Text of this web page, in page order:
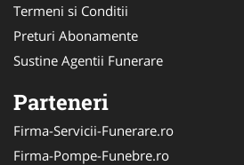
Termeni si Conditii
Preturi Abonamente
Sustine Agentii Funerare
Parteneri
Firma-Servicii-Funerare.ro
Firma-Pompe-Funebre.ro